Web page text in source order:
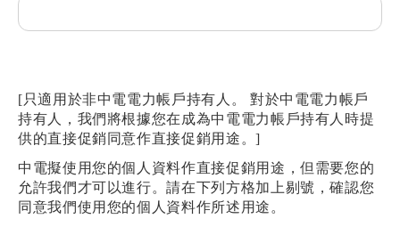
[只適用於非中電電力帳戶持有人。 對於中電電力帳戶
持有人，我們將根據您在成為中電電力帳戶持有人時提
供的直接促銷同意作直接促銷用途。]
中電擬使用您的個人資料作直接促銷用途，但需要您的
允許我們才可以進行。請在下列方格加上剔號，確認您
同意我們使用您的個人資料作所述用途。